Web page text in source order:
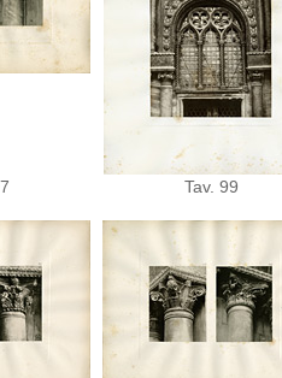
Tav. 99